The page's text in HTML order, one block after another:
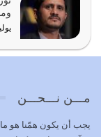
بحبل الله
يوليو 22, 2026
المُلك كله لله
كل زمان…
يوليو
مـــن نـــحـــن
يجب أن يكون همّنا هو